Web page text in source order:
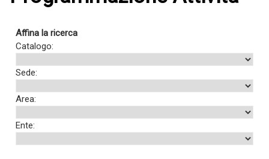
Affina la ricerca
Catalogo:
Sede:
Area:
Ente: